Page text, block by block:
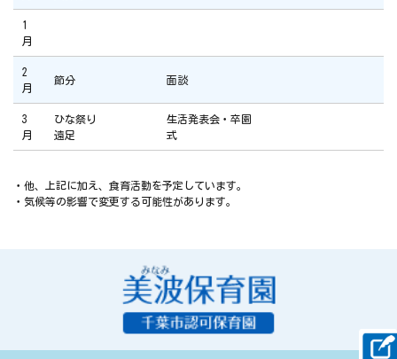
1
月
2
月
節分 面談
3
月
ひな祭り
遠足
生活発表会・卒園
式
・他、上記に加え、食育活動を予定しています。
・気候等の影響で変更する可能性があります。